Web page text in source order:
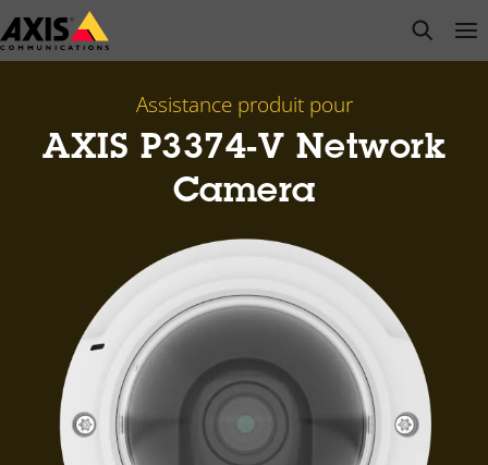
Passer
au
open
Assistance produit pour
AXIS P3374-V Network
Camera